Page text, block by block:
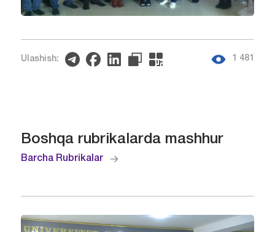
Ulashish: 1 481
Boshqa rubrikalarda mashhur
Barcha Rubrikalar